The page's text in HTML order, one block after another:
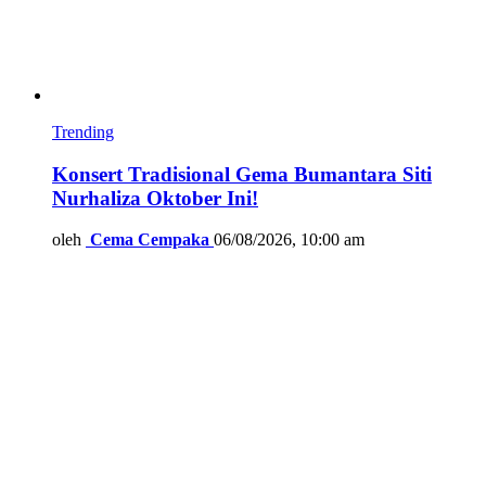
Trending
Konsert Tradisional Gema Bumantara Siti
Nurhaliza Oktober Ini!
oleh Cema Cempaka 06/08/2026, 10:00 am